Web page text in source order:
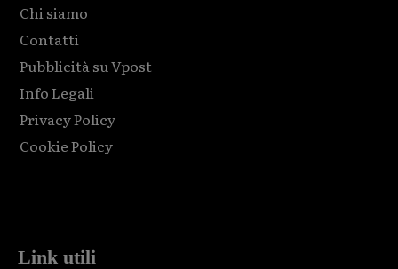
Chi siamo
Contatti
Pubblicità su Vpost
Info Legali
Privacy Policy
Cookie Policy
Link utili